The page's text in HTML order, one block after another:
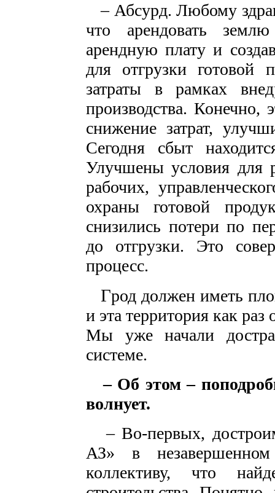
– Абсурд. Любому
что арендовать
арендную плату и
для отгрузки готовой
затраты в рамках
производства. Конечно,
снижение затрат,
Сегодня сбыт
Улучшены условия для
рабочих,
охраны готовой
снизились потери по
до отгрузки. Это
процесс.
Грод должен иметь
и эта территория как раз
Мы уже начали
системе.
– Об этом –
волнует.
– Во-первых,
АЗ» в
коллективу, что